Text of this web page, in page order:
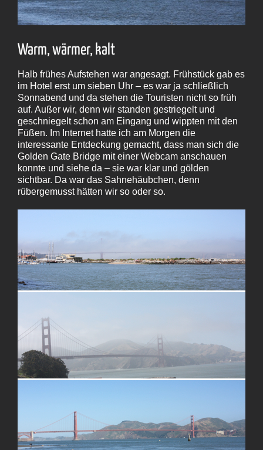
Warm, wärmer, kalt
Halb frühes Aufstehen war angesagt. Frühstück gab es
im Hotel erst um sieben Uhr – es war ja schließlich
Sonnabend und da stehen die Touristen nicht so früh
auf. Außer wir, denn wir standen gestriegelt und
geschniegelt schon am Eingang und wippten mit den
Füßen. Im Internet hatte ich am Morgen die
interessante Entdeckung gemacht, dass man sich die
Golden Gate Bridge mit einer Webcam anschauen
konnte und siehe da – sie war klar und gölden
sichtbar. Da war das Sahnehäubchen, denn
rübergemusst hätten wir so oder so.